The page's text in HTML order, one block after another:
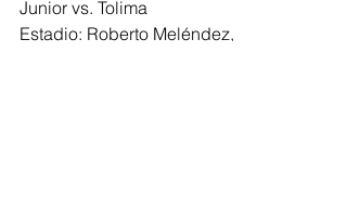
Junior vs. Tolima
Estadio: Roberto Meléndez,